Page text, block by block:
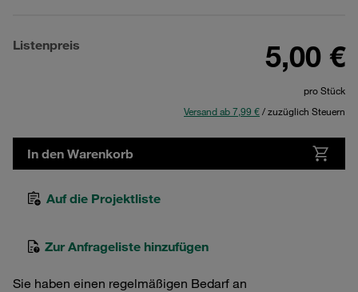
Listenpreis 5,00 €
pro Stück
Versand ab 7,99 €/ zuzüglich Steuern
In den Warenkorb
Auf die Projektliste
Zur Anfrageliste hinzufügen
Sie haben einen regelmäßigen Bedarf an